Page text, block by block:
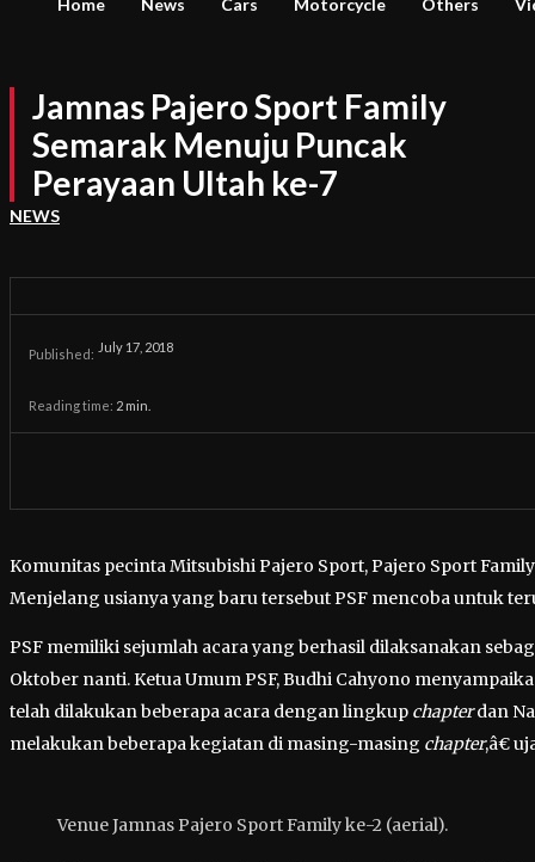
Home News Cars Motorcycle Others
Jamnas Pajero Sport Family
Semarak Menuju Puncak
Perayaan Ultah ke-7
NEWS
Published: July 17, 2018
Reading time: 2 min.
Komunitas pecinta Mitsubishi Pajero Sport, Pajero Sport
Menjelang usianya yang baru tersebut PSF mencoba untuk
PSF memiliki sejumlah acara yang berhasil dilaksanakan
Oktober nanti. Ketua Umum PSF, Budhi Cahyono
telah dilakukan beberapa acara dengan lingkup chapterdan
melakukan beberapa kegiatan di masing-masing chapter,â€
Venue Jamnas Pajero Sport Family ke-2 (aerial).